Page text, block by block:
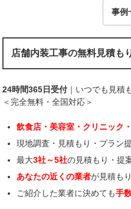
事例
店舗内装工事の無料見積も
24時間365日受付 ｜いつでも見積
＜完全無料・全国対応＞
飲食店・美容室・クリニック
現地調査・見積もり・プラン
最大3社～5社の見積もり・提
あなたの近くの業者が見積も
ご紹介した業者に決めても手